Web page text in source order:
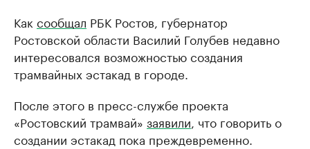
Как сообщал РБК Ростов, губернатор
Ростовской области Василий Голубев недавно
интересовался возможностью создания
трамвайных эстакад в городе.
После этого в пресс-службе проекта
«Ростовский трамвай» заявили , что говорить о
создании эстакад пока преждевременно.